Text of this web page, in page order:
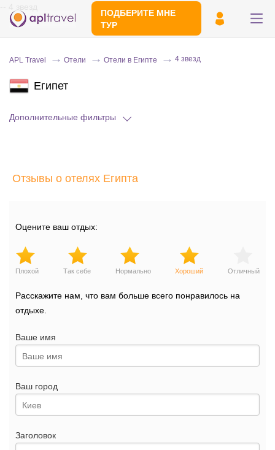
ПОДБЕРИТЕ МНЕ
ТУР
Отправьте свой номер телефона
APL Travel Отели Отели в Египте 4 звезд
Египет
Дополнительные фильтры
Отзывы о отелях Египта
Оцените ваш отдых:
Плохой Так себе Нормально Хороший Отличный
Расскажите нам, что вам больше всего понравилось на
отдыхе.
Ваше имя
Ваш город
Заголовок